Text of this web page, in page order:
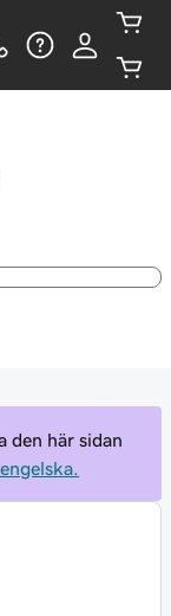
den här sidan